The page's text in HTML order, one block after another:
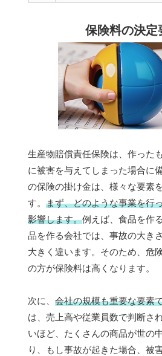
保険料の決定
生産物賠償責任保険は、作った
に被害を与えてしまった場合に
の保険の掛け金は、様々な要素
す。 まず、どのような事業を行
影響します。例えば、食品を作
品を作る会社では、事故の大き
大きく違います。そのため、危
の方が保険料は高くなります。
次に、 会社の規模も重要な要素
は、売上高や従業員数で判断さ
いほど、たくさんの商品が世の
り、もし事故が起きた場合、被